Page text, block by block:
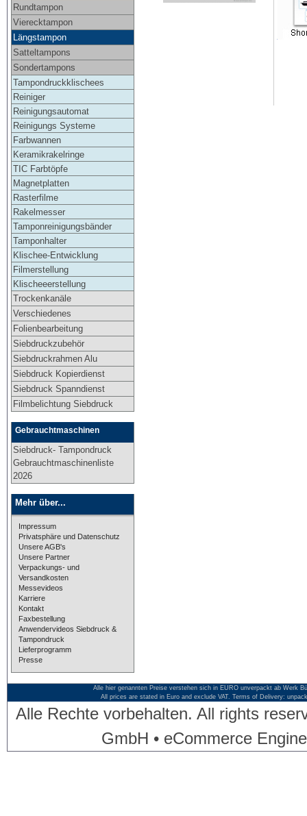
Rundtampon
Vierecktampon
Längstampon
Satteltampons
Sondertampons
Tampondruckklischees
Reiniger
Reinigungsautomat
Reinigungs Systeme
Farbwannen
Keramikrakelringe
TIC Farbtöpfe
Magnetplatten
Rasterfilme
Rakelmesser
Tamponreinigungsbänder
Tamponhalter
Klischee-Entwicklung
Filmerstellung
Klischeeerstellung
Trockenkanäle
Verschiedenes
Folienbearbeitung
Siebdruckzubehör
Siebdruckrahmen Alu
Siebdruck Kopierdienst
Siebdruck Spanndienst
Filmbelichtung Siebdruck
Gebrauchtmaschinen
Siebdruck- Tampondruck
Gebrauchtmaschinenliste
2026
Mehr über...
Impressum
Privatsphäre und Datenschutz
Unsere AGB's
Unsere Partner
Verpackungs- und
Versandkosten
Messevideos
Karriere
Kontakt
Faxbestellung
Anwendervideos Siebdruck &
Tampondruck
Lieferprogramm
Presse
Alle hier genannten Preise verstehen sich in EURO unverpackt ab Werk
All prices are stated in Euro and exclude VAT. Terms of Delivery:
Alle Rechte vorbehalten. All rights
GmbH • eCommerce